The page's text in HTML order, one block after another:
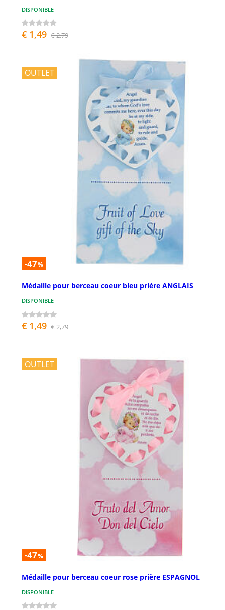
DISPONIBLE
€ 1,49 € 2,79
OUTLET
-47%
Médaille pour berceau coeur bleu prière ANGLAIS
DISPONIBLE
€ 1,49 € 2,79
OUTLET
-47%
Médaille pour berceau coeur rose prière ESPAGNOL
DISPONIBLE